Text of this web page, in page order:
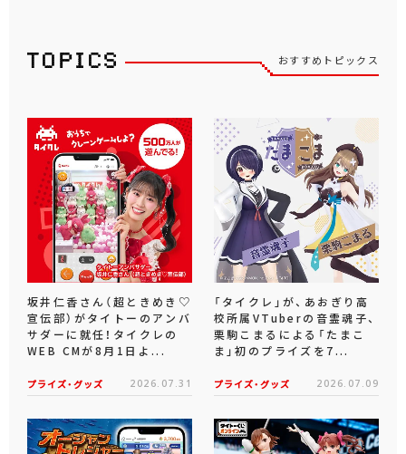
おすすめトピックス
坂井仁香さん（超ときめき♡
宣伝部）がタイトーのアンバ
サダーに就任！タイクレの
WEB CMが8月1日よ...
プライズ・グッズ 2026.07.31
「タイクレ」が、あおぎり高
校所属VTuberの音霊魂子、
栗駒こまるによる「たまこ
ま」初のプライズを7...
プライズ・グッズ 2026.07.09